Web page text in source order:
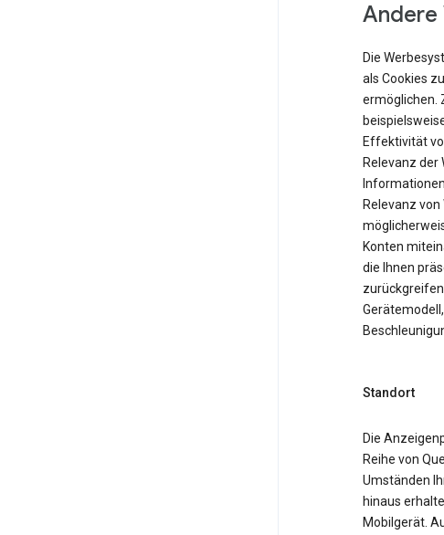
Andere
Die
als Cookies
ermöglichen.
Effektivität
Relevanz der
Relevanz
Konten
die Ihnen
Standort
Die
Reihe von
Umständen
hinaus
Mobilgerät.